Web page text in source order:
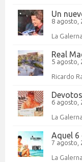
Un
8 agosto,
La Galerna
Real
5 agosto,
Ricardo
6 agosto,
La Galerna
Aquel 6
7 agosto,
La Galerna